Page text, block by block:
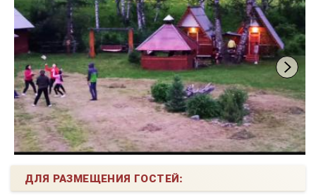
ДЛЯ РАЗМЕЩЕНИЯ ГОСТЕЙ: